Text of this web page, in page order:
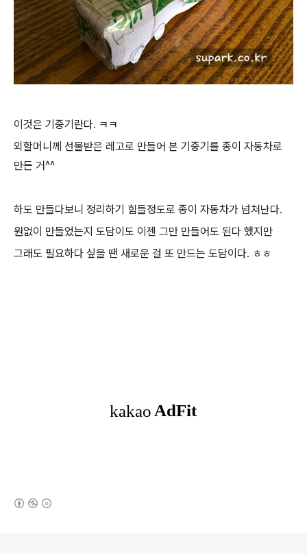
이것은 기중기란다. ㅋㅋ
외할머니께 선물받은 레고로 만들어 본 기중기를 종이 자동차로
만든 거^^
하도 만들다보니 정리하기 힘들정도로 종이 자동차가 넘쳐난다.
원없이 만들었는지 도담이도 이젠 그만 만들어도 된다 했지만
그래도 필요하다 싶을 땐 새로운 걸 또 만드는 도담이다. ㅎㅎ